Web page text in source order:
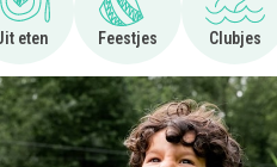
eten
Ga naar Uit eten
Feestjes
Ga naar Feestjes
Clubjes
Ga